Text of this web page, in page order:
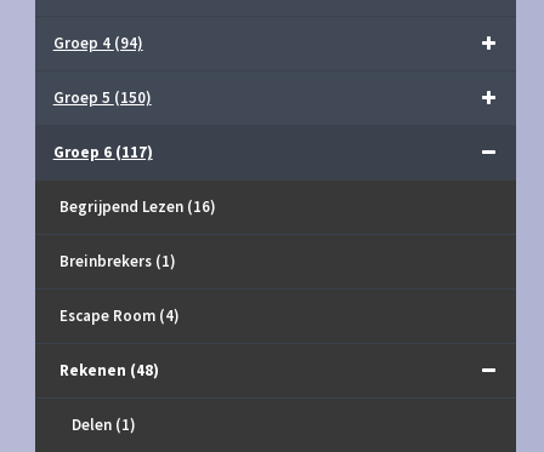
Groep 4 (94)
Groep 5 (150)
Groep 6 (117)
Begrijpend Lezen (16)
Breinbrekers (1)
Escape Room (4)
Rekenen (48)
Delen (1)